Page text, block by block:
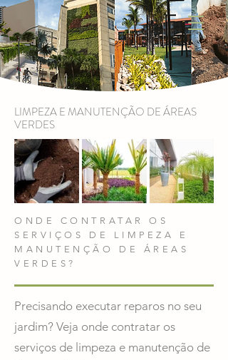
LIMPEZA E MANUTENÇÃO DE ÁREAS
VERDES
ONDE CONTRATAR OS
SERVIÇOS DE LIMPEZA E
MANUTENÇÃO DE ÁREAS
VERDES?
Precisando executar reparos no seu
jardim? Veja onde contratar os
serviços de limpeza e manutenção de